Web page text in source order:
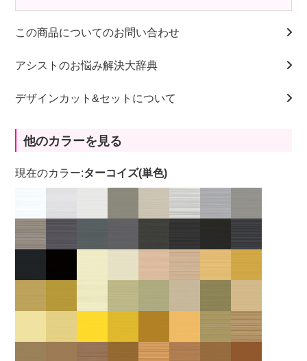
この商品についてのお問い合わせ
アシストのお悩み解決大辞典
デザインカット&セットについて
他のカラーを見る
現在のカラー:ターコイズ(単色)